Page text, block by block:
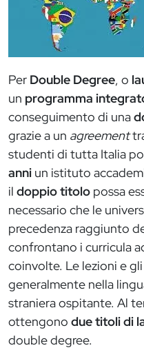
Per Double Degree, o
un programma
conseguimento di una
grazie a un agreement
studenti di tutta Italia
anni un istituto
il doppio titolo possa
necessario che le
precedenza raggiunto
confrontano i curricula
coinvolte. Le lezioni e gli
generalmente nella
straniera ospitante. Al
ottengono due titoli di
double degree.